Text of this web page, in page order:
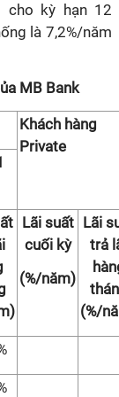
cho kỳ hạn 12
là 7,2%/năm
MB Bank
Khách hàng
Private
Lãi suất
cuối kỳ
(%/năm)
Lãi
trả
(%/